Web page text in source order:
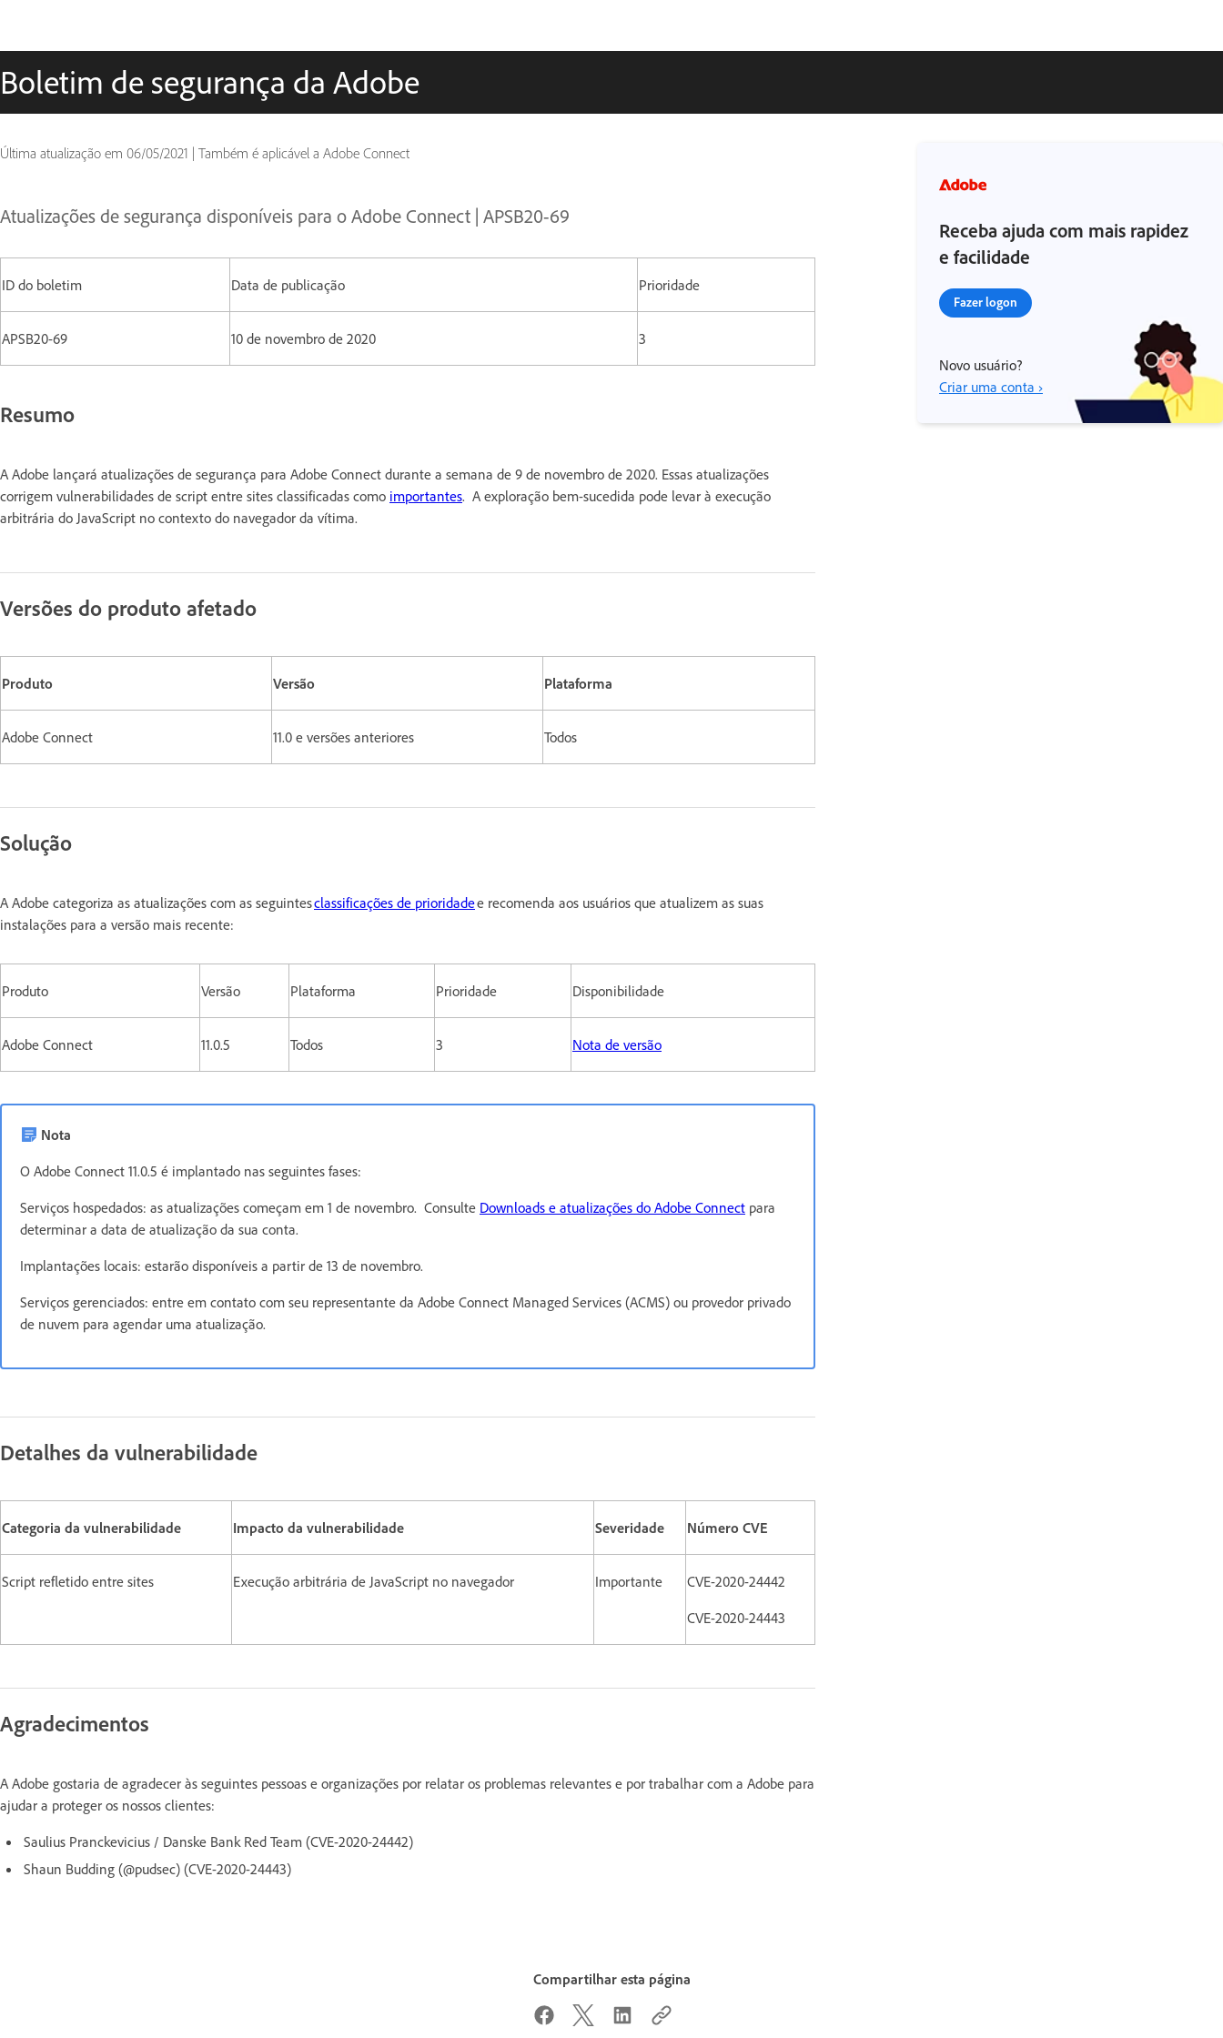
Boletim de segurança da Adobe
Última atualização em 06/05/2021 | Também é aplicável a Adobe Connect
Atualizações de segurança disponíveis para o Adobe Connect | APSB20-69
ID do boletim Data de publicação Prioridade
APSB20-69 10 de novembro de 2020 3
Resumo
A Adobe lançará atualizações de segurança para Adobe Connect durante a semana de 9 de novembro de 2020. Essas atualizações
corrigem vulnerabilidades de script entre sites classificadas como importantes. A exploração bem-sucedida pode levar à execução
arbitrária do JavaScript no contexto do navegador da vítima.
Versões do produto afetado
Produto Versão Plataforma
Adobe Connect 11.0 e versões anteriores Todos
Solução
A Adobe categoriza as atualizações com as seguintesclassificações de prioridadee recomenda aos usuários que atualizem as suas
instalações para a versão mais recente:
Produto Versão Plataforma Prioridade Disponibilidade
Adobe Connect 11.0.5 Todos 3 Nota de versão
Nota
O Adobe Connect 11.0.5 é implantado nas seguintes fases:
Serviços hospedados: as atualizações começam em 1 de novembro. Consulte Downloads e atualizações do Adobe Connect para
determinar a data de atualização da sua conta.
Implantações locais: estarão disponíveis a partir de 13 de novembro.
Serviços gerenciados: entre em contato com seu representante da Adobe Connect Managed Services (ACMS) ou provedor privado
de nuvem para agendar uma atualização.
Detalhes da vulnerabilidade
Categoria da vulnerabilidade Impacto da vulnerabilidade Severidade Número CVE
Script refletido entre sites Execução arbitrária de JavaScript no navegador Importante
CVE-2020-24442
CVE-2020-24443
Agradecimentos
A Adobe gostaria de agradecer às seguintes pessoas e organizações por relatar os problemas relevantes e por trabalhar com a Adobe para
ajudar a proteger os nossos clientes:
Saulius Pranckevicius / Danske Bank Red Team (CVE-2020-24442)
Shaun Budding (@pudsec) (CVE-2020-24443)
Receba ajuda com mais rapidez
e facilidade
Fazer logon
Novo usuário?
Criar uma conta ›
Compartilhar esta página